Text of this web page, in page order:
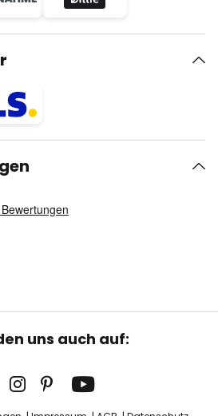
uns auch auf: